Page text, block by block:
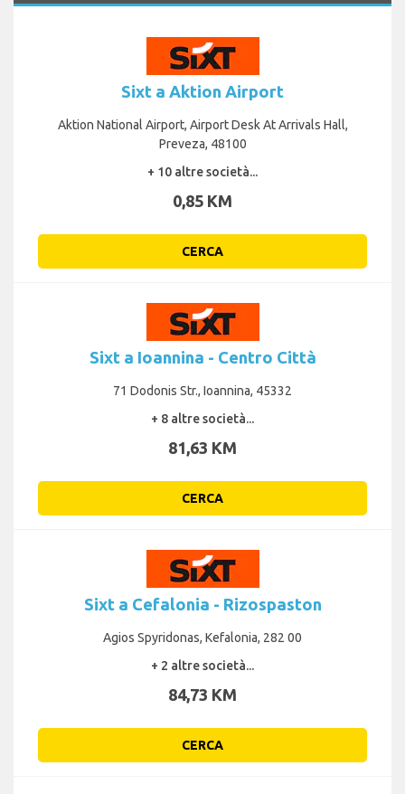
Sixt a Aktion Airport
Aktion National Airport, Airport Desk At Arrivals Hall,
Preveza, 48100
+ 10 altre società...
0,85 KM
CERCA
Sixt a Ioannina - Centro Città
71 Dodonis Str., Ioannina, 45332
+ 8 altre società...
81,63 KM
CERCA
Sixt a Cefalonia - Rizospaston
Agios Spyridonas, Kefalonia, 282 00
+ 2 altre società...
84,73 KM
CERCA